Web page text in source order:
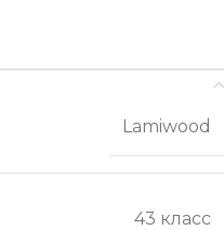
Lamiwood
43 класс